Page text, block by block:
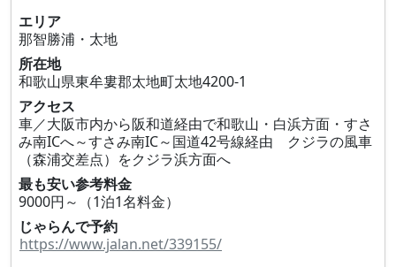
エリア
那智勝浦・太地
所在地
和歌山県東牟婁郡太地町太地4200‐1
アクセス
車／大阪市内から阪和道経由で和歌山・白浜方面・すさ
み南ICへ～すさみ南IC～国道42号線経由 クジラの風車
（森浦交差点）をクジラ浜方面へ
最も安い参考料金
9000円～（1泊1名料金）
じゃらんで予約
https://www.jalan.net/339155/